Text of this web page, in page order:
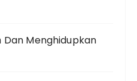
Dan Menghidupkan